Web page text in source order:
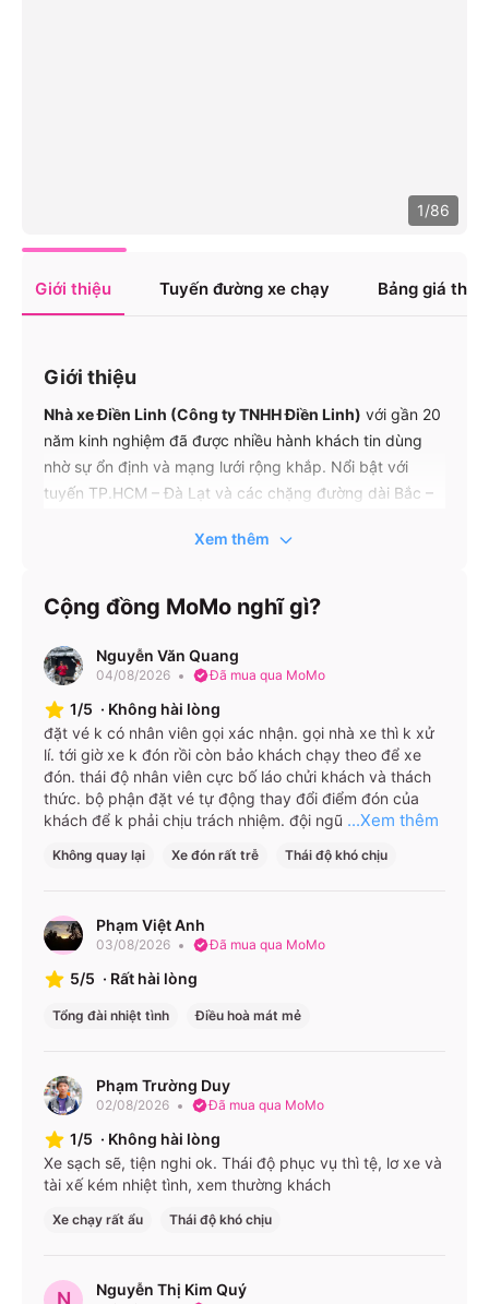
1/86
Giới thiệu Tuyến đường xe chạy Bảng giá
Giới thiệu
Nhà xe Điền Linh (Công ty TNHH Điền Linh) với gần 20
năm kinh nghiệm đã được nhiều hành khách tin dùng
nhờ sự ổn định và mạng lưới rộng khắp. Nổi bật với
tuyến TP.HCM – Đà Lạt và các chặng đường dài Bắc –
limousine đời mới. Hành khách đánh giá cao sự đúng
hoạt cả ngày lẫn đêm. Với hàng chục điểm đón trả tại
TP.HCM, Lâm Đồng, Bình Dương,..., việc đi lại chưa bao
giờ dễ dàng hơn. Điền Linh không chỉ là lựa chọn tiết
kiệm mà còn là người bạn đồng hành đáng tin cậy trên
mọi hành trình.
Tuyến xe – Giá vé
Điền Linh có khoảng 144 tuyến xe chạy mỗi ngày. Dưới
đây là một số tuyến trọng điểm của hãng:
TP.HCM ↔ Đà Lạt
TP.HCM ↔ Nha Trang/Đà Nẵng
Tuyến xe Loại xe Giá vé (VNĐ)
TP.HCM ⇆ Đà
Lạt
phòng
đôi
350.000 VNĐ/
chiều
TP.HCM ⇆ Nha
Limousine
Xem thêm
Cộng đồng MoMo nghĩ gì?
Nguyễn Văn Quang
04/08/2026 Đã mua qua MoMo
1/5 · Không hài lòng
đặt vé k có nhân viên gọi xác nhận. gọi nhà xe thì k xử
lí. tới giờ xe k đón rồi còn bảo khách chạy theo để xe
đón. thái độ nhân viên cực bố láo chửi khách và thách
thức. bộ phận đặt vé tự động thay đổi điểm đón của
khách để k phải chịu trách nhiệm. đội ngũ ...Xem thêm
Không quay lại Xe đón rất trễ Thái độ khó chịu
Phạm Việt Anh
03/08/2026 Đã mua qua MoMo
5/5 · Rất hài lòng
Tổng đài nhiệt tình Điều hoà mát mẻ
Phạm Trường Duy
02/08/2026 Đã mua qua MoMo
1/5 · Không hài lòng
Xe sạch sẽ, tiện nghi ok. Thái độ phục vụ thì tệ, lơ xe và
tài xế kém nhiệt tình, xem thường khách
Xe chạy rất ẩu Thái độ khó chịu
N Nguyễn Thị Kim Quý